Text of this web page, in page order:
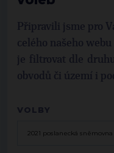
Připravili jsme pro
celého našeho
je filtrovat dle
obvodů či území i
VOLBY